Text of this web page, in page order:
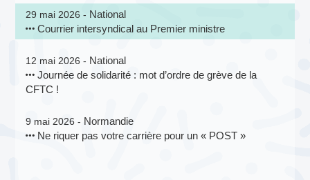
29 mai 2026 - National
Courrier intersyndical au Premier ministre
12 mai 2026 - National
Journée de solidarité : mot d’ordre de grève de la
CFTC !
9 mai 2026 - Normandie
Ne riquer pas votre carrière pour un « POST »